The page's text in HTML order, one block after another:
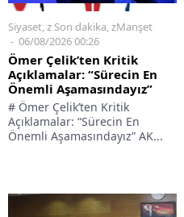
Siyaset,z Son dakika,zManşet
06/08/2026 00:26
Ömer Çelik’ten Kritik
Açıklamalar: “Sürecin En
Önemli Aşamasındayız”
# Ömer Çelik’ten Kritik
Açıklamalar: “Sürecin En
Önemli Aşamasındayız” AK...